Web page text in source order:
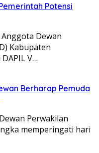
Potensi
Anggota Dewan
Kabupaten
V…
Berharap Pemuda
Perwakilan
memperingati hari